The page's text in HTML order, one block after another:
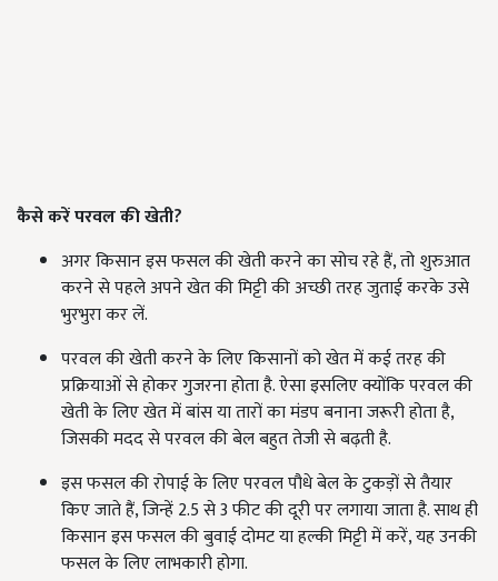
कैसे करें परवल की खेती?
अगर किसान इस फसल की खेती करने का सोच रहे हैं, तो शुरुआत
करने से पहले अपने खेत की मिट्टी की अच्छी तरह जुताई करके उसे
भुरभुरा कर लें.
परवल की खेती करने के लिए किसानों को खेत में कई तरह की
प्रक्रियाओं से होकर गुजरना होता है. ऐसा इसलिए क्योंकि परवल की
खेती के लिए खेत में बांस या तारों का मंडप बनाना जरूरी होता है,
जिसकी मदद से परवल की बेल बहुत तेजी से बढ़ती है.
इस फसल की रोपाई के लिए परवल पौधे बेल के टुकड़ों से तैयार
किए जाते हैं, जिन्हें 2.5 से 3 फीट की दूरी पर लगाया जाता है. साथ ही
किसान इस फसल की बुवाई दोमट या हल्की मिट्टी में करें, यह उनकी
फसल के लिए लाभकारी होगा.